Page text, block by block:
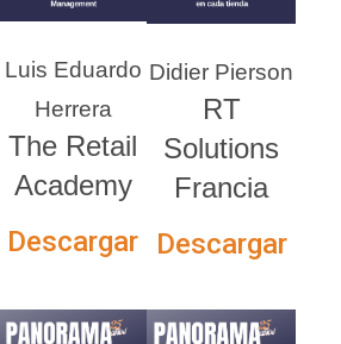
Luis Eduardo
Herrera
The Retail
Academy
Descargar
Didier Pierson
RT
Solutions
Francia
Descargar